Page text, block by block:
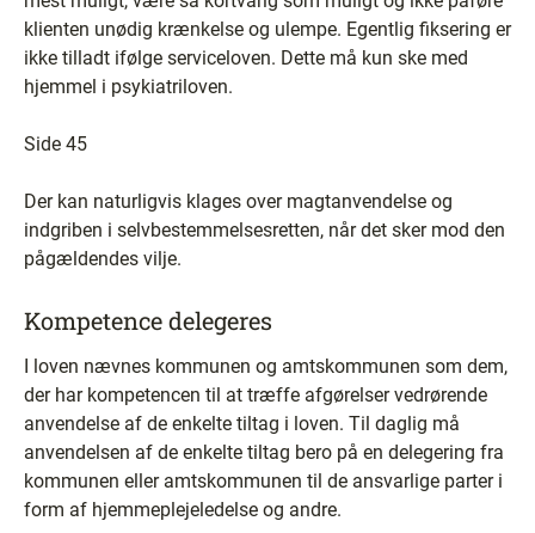
klienten unødig krænkelse og ulempe. Egentlig fiksering er
ikke tilladt ifølge serviceloven. Dette må kun ske med
hjemmel i psykiatriloven.
Side 45
Der kan naturligvis klages over magtanvendelse og
indgriben i selvbestemmelsesretten, når det sker mod den
pågældendes vilje.
Kompetence delegeres
I loven nævnes kommunen og amtskommunen som dem,
der har kompetencen til at træffe afgørelser vedrørende
anvendelse af de enkelte tiltag i loven. Til daglig må
anvendelsen af de enkelte tiltag bero på en delegering fra
kommunen eller amtskommunen til de ansvarlige parter i
form af hjemmeplejeledelse og andre.